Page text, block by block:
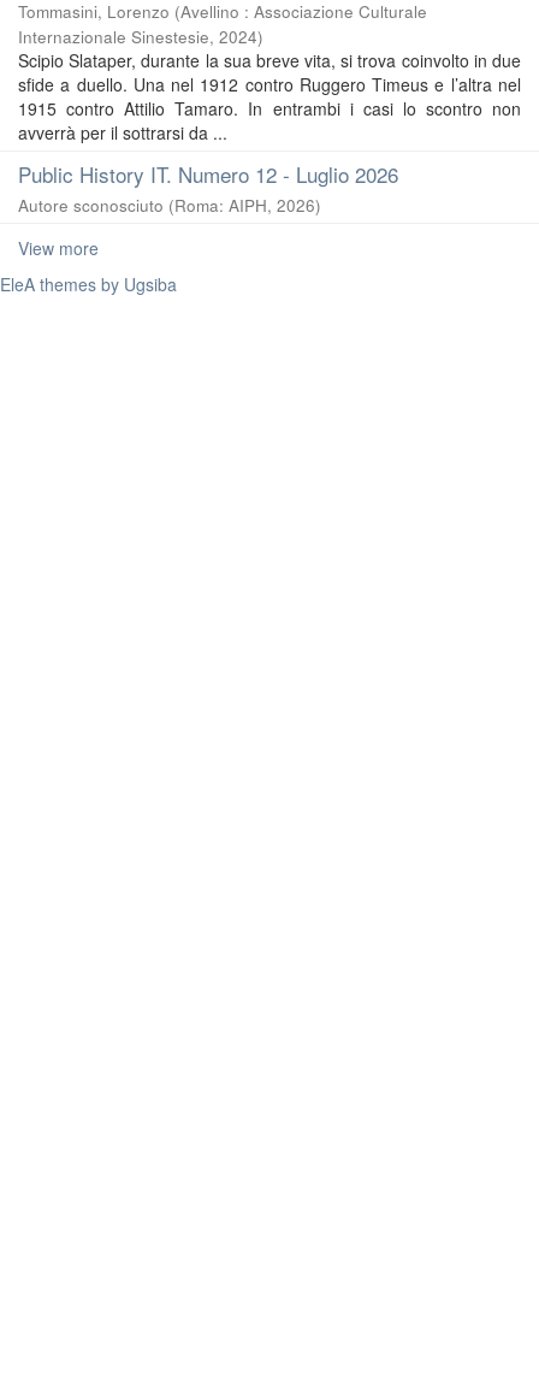
Tommasini, Lorenzo (Avellino : Associazione Culturale
Internazionale Sinestesie, 2024)
Scipio Slataper, durante la sua breve vita, si trova coinvolto in due
sfide a duello. Una nel 1912 contro Ruggero Timeus e l’altra nel
1915 contro Attilio Tamaro. In entrambi i casi lo scontro non
avverrà per il sottrarsi da ...
Public History IT. Numero 12 - Luglio 2026
Autore sconosciuto (Roma: AIPH, 2026)
View more
EleA themes by Ugsiba